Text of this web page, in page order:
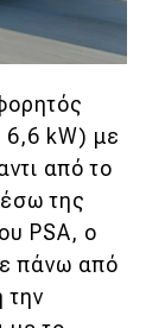
6,6 kW) με
από το
της
PSA, ο
πάνω από
την